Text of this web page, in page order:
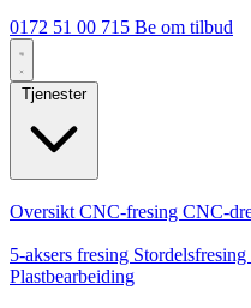
0172 51 00 715 Be om tilbud
Tjenester
Oversikt CNC-fresing CNC-
5-aksers fresing Stordelsfresing
Plastbearbeiding